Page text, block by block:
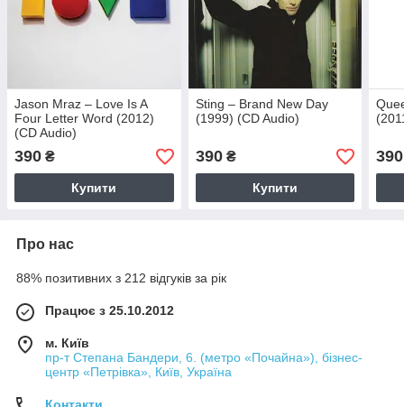
Jason Mraz – Love Is A
Four Letter Word (2012)
(CD Audio)
390 ₴
Купити
Sting – Brand New Day
(1999) (CD Audio)
390₴
Купити
390
Про нас
88% позитивних з 212 відгуків за рік
Працює з 25.10.2012
м. Київ
пр-т Степана Бандери, 6. (метро «Почайна»), бізнес-
центр «Петрівка», Київ, Україна